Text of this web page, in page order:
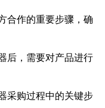
合作的重要步骤，确
后，需要对产品进行
采购过程中的关键步